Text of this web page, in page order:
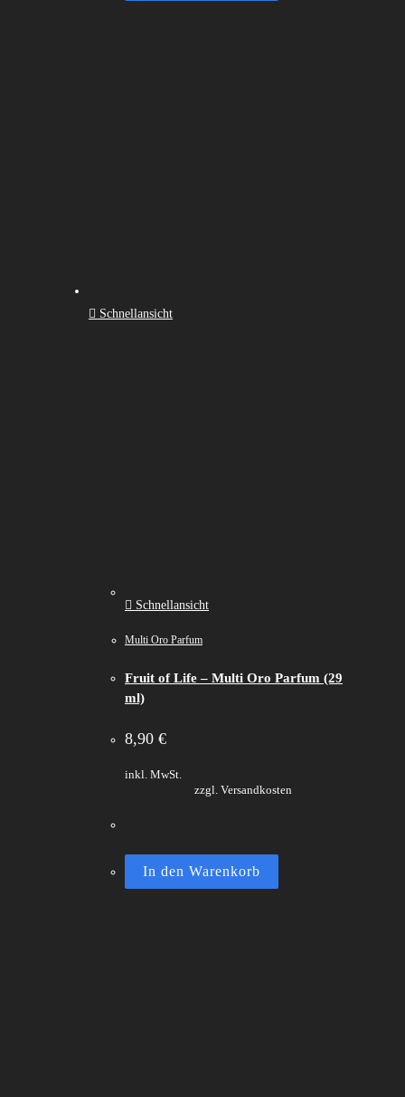
Schnellansicht
Schnellansicht
Multi Oro Parfum
Fruit of Life – Multi Oro Parfum (29
ml)
8,90 €
inkl. MwSt.
zzgl. Versandkosten
In den Warenkorb